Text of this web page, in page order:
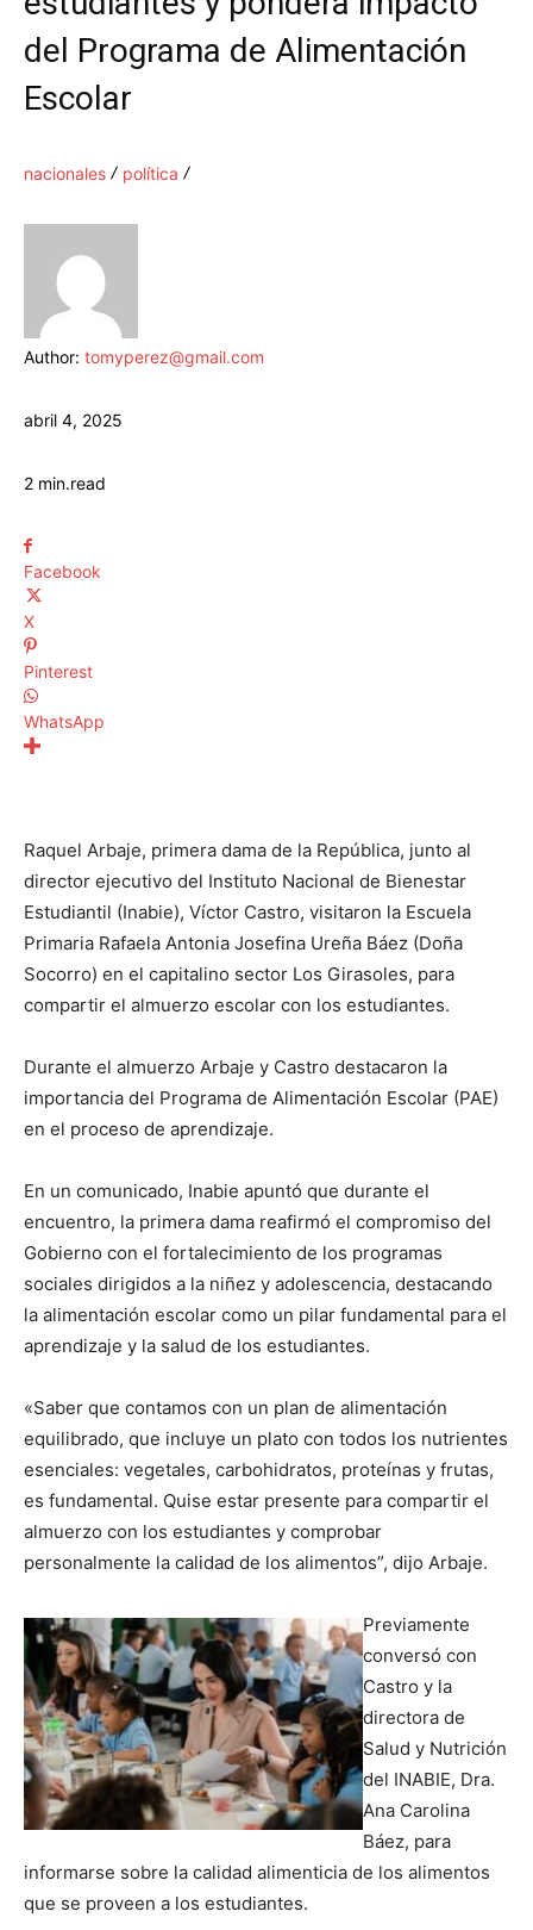
del Programa de Alimentación
Escolar
nacionales política
Author: tomyperez@gmail.com
abril 4, 2025
2 min.read
Facebook
X
Pinterest
WhatsApp
Raquel Arbaje, primera dama de la República, junto al
director ejecutivo del Instituto Nacional de Bienestar
Estudiantil (Inabie), Víctor Castro, visitaron la Escuela
Primaria Rafaela Antonia Josefina Ureña Báez (Doña
Socorro) en el capitalino sector Los Girasoles, para
compartir el almuerzo escolar con los estudiantes.
Durante el almuerzo Arbaje y Castro destacaron la
importancia del Programa de Alimentación Escolar (PAE)
en el proceso de aprendizaje.
En un comunicado, Inabie apuntó que durante el
encuentro, la primera dama reafirmó el compromiso del
Gobierno con el fortalecimiento de los programas
sociales dirigidos a la niñez y adolescencia, destacando
la alimentación escolar como un pilar fundamental para el
aprendizaje y la salud de los estudiantes.
«Saber que contamos con un plan de alimentación
equilibrado, que incluye un plato con todos los nutrientes
esenciales: vegetales, carbohidratos, proteínas y frutas,
es fundamental. Quise estar presente para compartir el
almuerzo con los estudiantes y comprobar
personalmente la calidad de los alimentos”, dijo Arbaje.
Previamente
conversó con
Castro y la
directora de
Salud y Nutrición
del INABIE, Dra.
Ana Carolina
Báez, para
informarse sobre la calidad alimenticia de los alimentos
que se proveen a los estudiantes.